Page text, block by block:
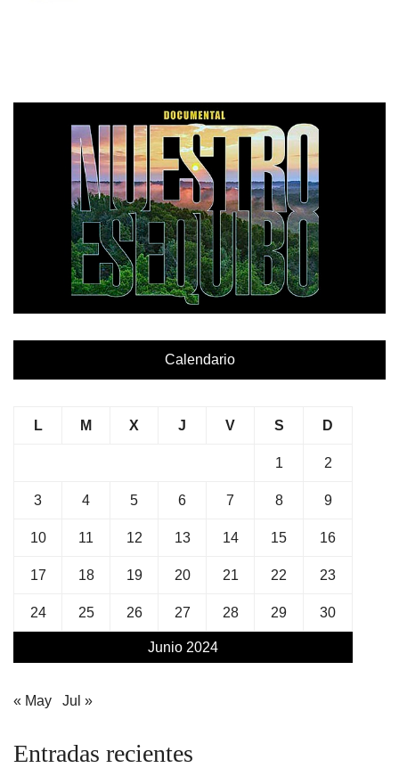
Calendario
Junio 2024
L M X J V S D
1 2
3 4 5 6 7 8 9
10 11 12 13 14 15 16
17 18 19 20 21 22 23
24 25 26 27 28 29 30
« May Jul »
Entradas recientes